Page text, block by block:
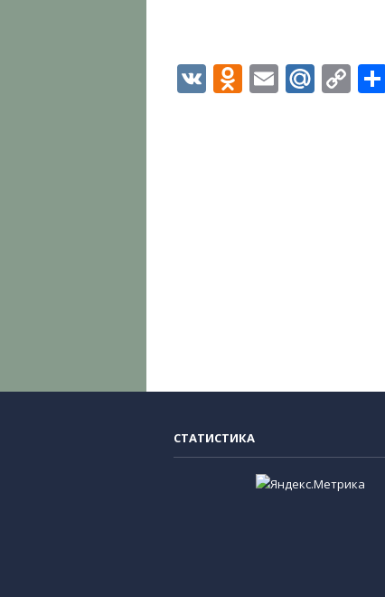
VK Email
СТАТИСТИКА